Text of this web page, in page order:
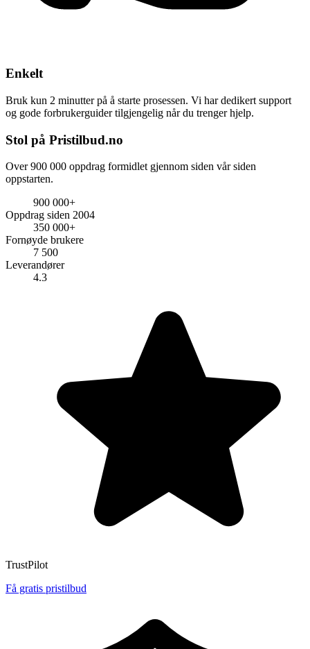
Enkelt
Bruk kun 2 minutter på å starte prosessen. Vi har dedikert support
og gode forbrukerguider tilgjengelig når du trenger hjelp.
Stol på Pristilbud.no
Over 900 000 oppdrag formidlet gjennom siden vår siden
oppstarten.
900 000+
Oppdrag siden 2004
350 000+
Fornøyde brukere
7 500
Leverandører
4.3
TrustPilot
Få gratis pristilbud